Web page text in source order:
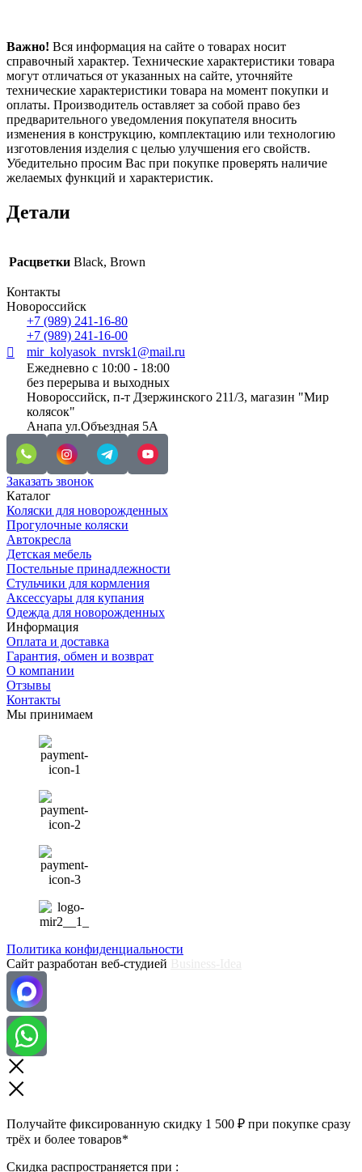
Важно! Вся информация на сайте о товарах носит
справочный характер. Технические характеристики товара
могут отличаться от указанных на сайте, уточняйте
технические характеристики товара на момент покупки и
оплаты. Производитель оставляет за собой право без
предварительного уведомления покупателя вносить
изменения в конструкцию, комплектацию или технологию
изготовления изделия с целью улучшения его свойств.
Убедительно просим Вас при покупке проверять наличие
желаемых функций и характеристик.
Детали
Расцветки Black, Brown
Контакты
Новороссийск
+7 (989) 241-16-80
+7 (989) 241-16-00
mir_kolyasok_nvrsk1@mail.ru
Ежедневно с 10:00 - 18:00
без перерыва и выходных
Новороссийск, п-т Дзержинского 211/3, магазин "Мир
колясок"
Анапа ул.Объездная 5А
Заказать звонок
Каталог
Коляски для новорожденных
Прогулочные коляски
Автокресла
Детская мебель
Постельные принадлежности
Стульчики для кормления
Аксессуары для купания
Одежда для новорожденных
Информация
Оплата и доставка
Гарантия, обмен и возврат
О компании
Отзывы
Контакты
Мы принимаем
Политика конфиденциальности
Сайт разработан веб-студией
Получайте фиксированную скидку 1 500 ₽ при покупке сразу
трёх и более товаров*
Скидка распространяется при :